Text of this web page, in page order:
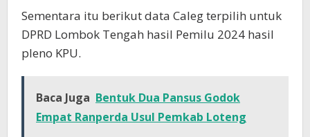
Sementara itu berikut data Caleg terpilih untuk
DPRD Lombok Tengah hasil Pemilu 2024 hasil
pleno KPU.
Baca Juga Bentuk Dua Pansus Godok
Empat Ranperda Usul Pemkab Loteng